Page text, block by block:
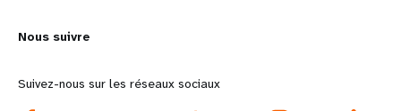
o
r
d
Nous suivre
Suivez-nous sur les réseaux sociaux